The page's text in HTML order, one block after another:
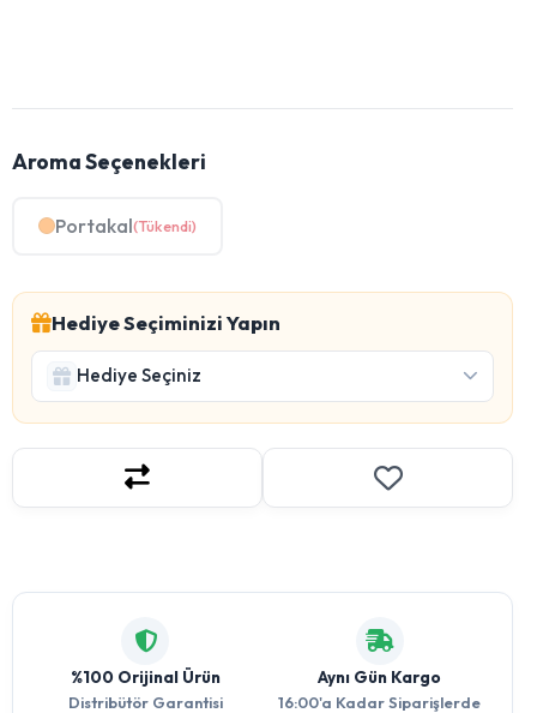
Aroma Seçenekleri
Portakal(Tükendi)
Hediye Seçiminizi Yapın
Hediye Seçiniz
%100 Orijinal Ürün
Distribütör Garantisi
Aynı Gün Kargo
16:00'a Kadar Siparişlerde